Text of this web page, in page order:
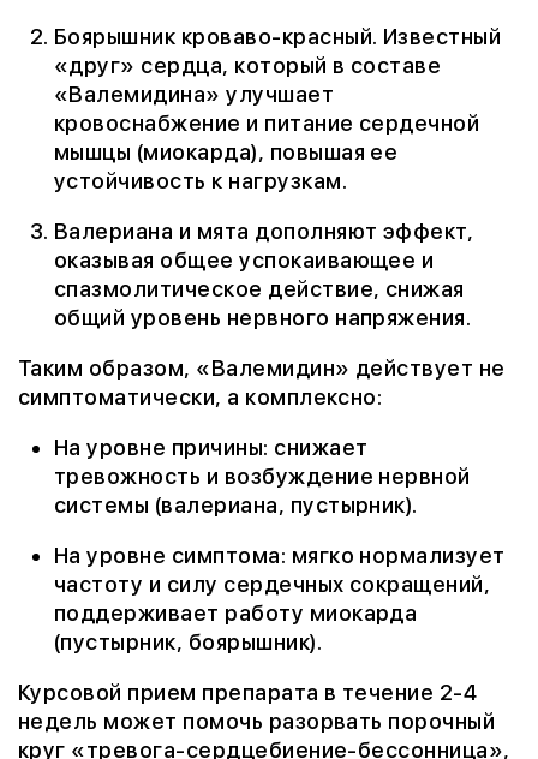
Боярышник кроваво-красный. Известный
«друг» сердца, который в составе
«Валемидина» улучшает
кровоснабжение и питание сердечной
мышцы (миокарда), повышая ее
устойчивость к нагрузкам.
Валериана и мята дополняют эффект,
оказывая общее успокаивающее и
спазмолитическое действие, снижая
общий уровень нервного напряжения.
Таким образом, «Валемидин» действует не
симптоматически, а комплексно:
На уровне причины: снижает
тревожность и возбуждение нервной
системы (валериана, пустырник).
На уровне симптома: мягко нормализует
частоту и силу сердечных сокращений,
поддерживает работу миокарда
(пустырник, боярышник).
Курсовой прием препарата в течение 2-4
недель может помочь разорвать порочный
круг «тревога-сердцебиение-бессонница»,